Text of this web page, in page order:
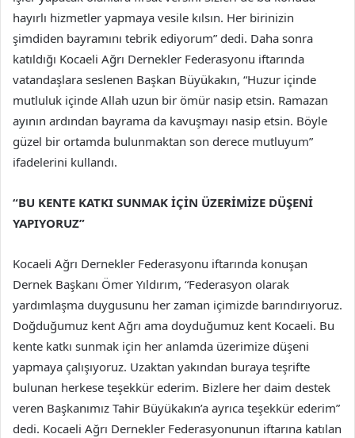
hayırlı hizmetler yapmaya vesile kılsın. Her birinizin
şimdiden bayramını tebrik ediyorum” dedi. Daha sonra
katıldığı Kocaeli Ağrı Dernekler Federasyonu iftarında
vatandaşlara seslenen Başkan Büyükakın, “Huzur içinde
mutluluk içinde Allah uzun bir ömür nasip etsin. Ramazan
ayının ardından bayrama da kavuşmayı nasip etsin. Böyle
güzel bir ortamda bulunmaktan son derece mutluyum”
ifadelerini kullandı.
“BU KENTE KATKI SUNMAK İÇİN ÜZERİMİZE DÜŞENİ
YAPIYORUZ”
Kocaeli Ağrı Dernekler Federasyonu iftarında konuşan
Dernek Başkanı Ömer Yıldırım, “Federasyon olarak
yardımlaşma duygusunu her zaman içimizde barındırıyoruz.
Doğduğumuz kent Ağrı ama doyduğumuz kent Kocaeli. Bu
kente katkı sunmak için her anlamda üzerimize düşeni
yapmaya çalışıyoruz. Uzaktan yakından buraya teşrifte
bulunan herkese teşekkür ederim. Bizlere her daim destek
veren Başkanımız Tahir Büyükakın’a ayrıca teşekkür ederim”
dedi. Kocaeli Ağrı Dernekler Federasyonunun iftarına katılan